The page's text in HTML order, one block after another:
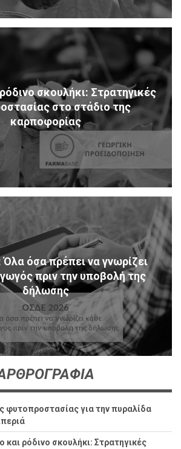
σκουλήκι: Στρατηγικές
στο στάδιο της
καρποφορίας
όσα πρέπει να γνωρίζει
πριν την υποβολή της
δήλωσης
φυτοπροστασίας για την πυραλίδα
και ρόδινο σκουλήκι: Στρατηγικές